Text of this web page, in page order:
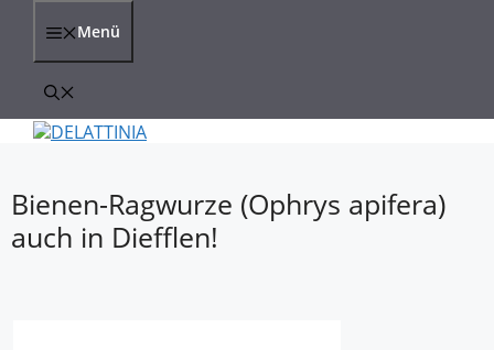
Zum
Menü
Bienen-Ragwurze (Ophrys apifera)
auch in Diefflen!